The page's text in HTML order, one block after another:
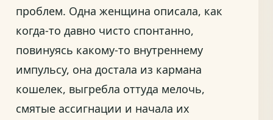
проблем. Одна женщина описала, как
когда-то давно чисто спонтанно,
повинуясь какому-то внутреннему
импульсу, она достала из кармана
кошелек, выгребла оттуда мелочь,
смятые ассигнации и начала их